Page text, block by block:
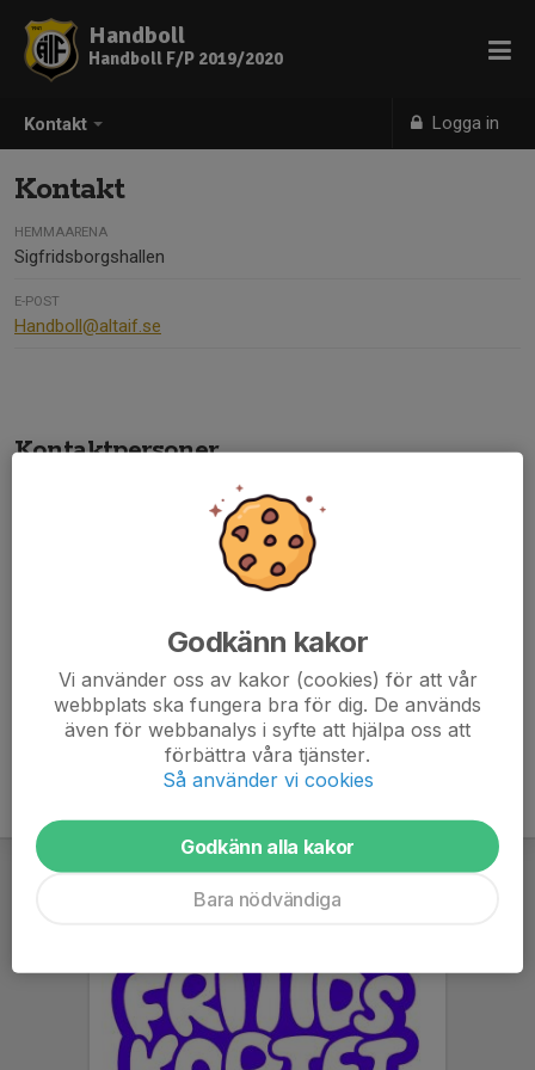
Kontakt Logga in
Handboll
Handboll F/P 2019/2020
Kontakt
HEMMAARENA
Sigfridsborgshallen
E-POST
Handboll@altaif.se
Kontaktpersoner
Patrik Almström
almstrompatrik@gmail.com
072-736 51 82
folarsen@gmail.com
Godkänn kakor
Vi använder oss av kakor (cookies) för att vår
webbplats ska fungera bra för dig. De används
även för webbanalys i syfte att hjälpa oss att
förbättra våra tjänster.
Så använder vi cookies
Godkänn alla kakor
Bara nödvändiga